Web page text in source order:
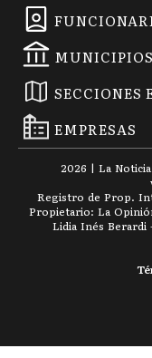
MUNICIPIOS
SECCIONES
EMPRESAS
2026 | La
Registro de Prop.
Propietario: La
Lidia Inés Berardi